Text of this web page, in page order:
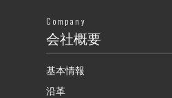
Company
会社概要
基本情報
沿革